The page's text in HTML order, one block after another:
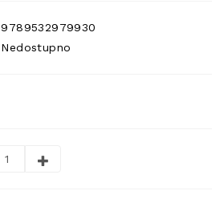
9789532979930
Nedostupno